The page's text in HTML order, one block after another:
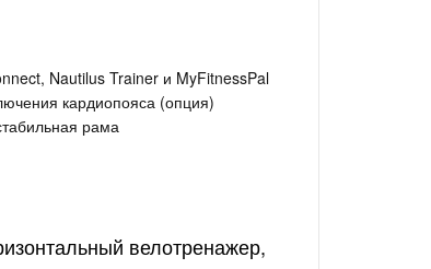
Nautilus Trainer и MyFitnessPal
кардиопояса (опция)
рама
велотренажер,